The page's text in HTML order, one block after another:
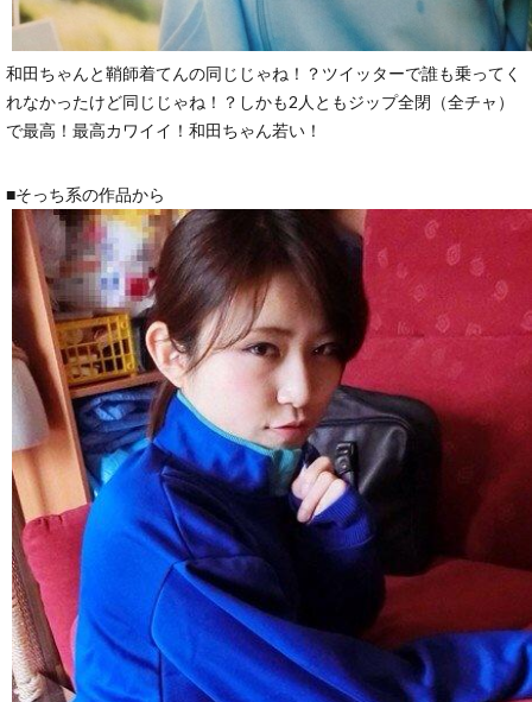
和田ちゃんと鞘師着てんの同じじゃね！？ツイッターで誰も乗ってく
れなかったけど同じじゃね！？しかも2人ともジップ全閉（全チャ）
で最高！最高カワイイ！和田ちゃん若い！
■そっち系の作品から